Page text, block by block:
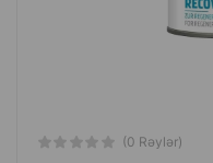
(0 Rəylər)